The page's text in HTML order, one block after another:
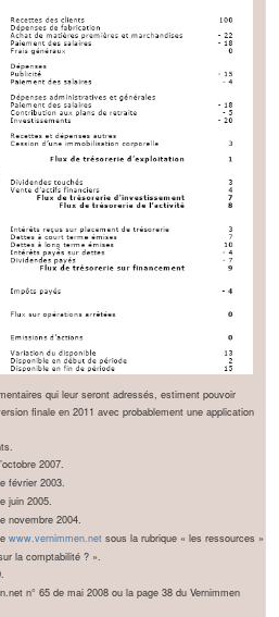
qui leur seront adressés, estiment pouvoir
finale en 2011 avec probablement une application
2007.
février 2003.
juin 2005.
novembre 2004.
www.vernimmen.net sous la rubrique « les ressources »
la comptabilité ? ».
n° 65 de mai 2008 ou la page 38 du Vernimmen